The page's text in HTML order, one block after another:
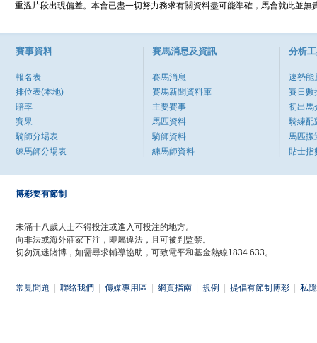
重溫片段出現偏差。本會已盡一切努力務求有關資料盡可能準確，馬會就此並
賽事資料
報名表
排位表(本地)
賠率
賽果
騎師分場表
練馬師分場表
賽馬消息及資訊
賽馬消息
賽馬新聞資料庫
主要賽事
馬匹資料
騎師資料
練馬師資料
分析
速勢能
賽日數
初出馬
騎練配
馬匹搬
貼士指
博彩要有節制
未滿十八歲人士不得投注或進入可投注的地方。
向非法或海外莊家下注，即屬違法，且可被判監禁。
切勿沉迷賭博，如需尋求輔導協助，可致電平和基金熱線1834 633。
常見問題 聯絡我們 傳媒專用區 網頁指南 規例 提倡有節制博彩 私